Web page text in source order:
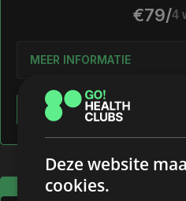
€79/4
MEER INFORMATIE
€ 10,00 gezinskorting
Professionele begeleiding
Persoonlijke intake en op
trainingsprogramma
Selecteer pakket
Deze website
cookies.